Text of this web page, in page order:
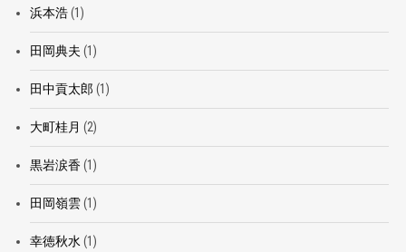
浜本浩(1)
田岡典夫 (1)
田中貢太郎 (1)
大町桂月 (2)
黒岩涙香(1)
田岡嶺雲(1)
幸徳秋水 (1)